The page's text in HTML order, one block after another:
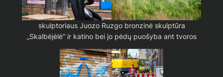
skulptoriaus Juozo Ruzgo bronzinė skulptūra
„Skalbėjėlė“ ir katino bei jo pėdų puošyba ant tvoros